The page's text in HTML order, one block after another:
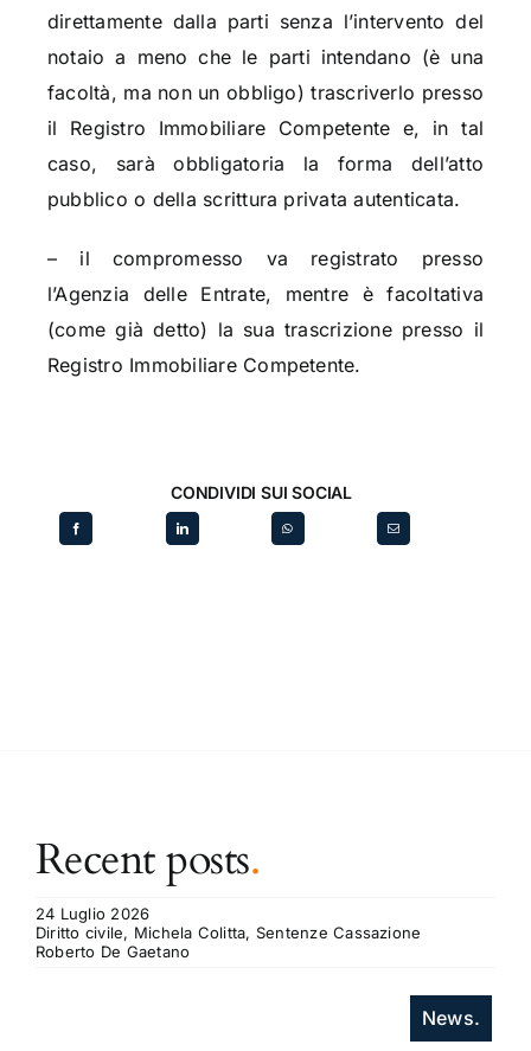
direttamente dalla parti senza l’intervento del
notaio a meno che le parti intendano (è una
facoltà, ma non un obbligo) trascriverlo presso
il Registro Immobiliare Competente e, in tal
caso, sarà obbligatoria la forma dell’atto
pubblico o della scrittura privata autenticata.
– il compromesso va registrato presso
l’Agenzia delle Entrate, mentre è facoltativa
(come già detto) la sua trascrizione presso il
Registro Immobiliare Competente.
CONDIVIDI SUI SOCIAL
Recent posts.
24 Luglio 2026
Diritto civile, Michela Colitta, Sentenze Cassazione
Roberto De Gaetano
News.